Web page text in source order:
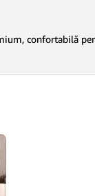
confortabilă